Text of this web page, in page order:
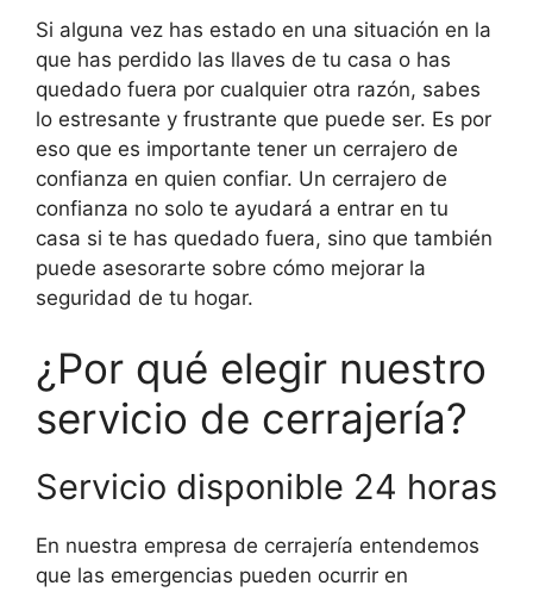
Si alguna vez has estado en una situación en la
que has perdido las llaves de tu casa o has
quedado fuera por cualquier otra razón, sabes
lo estresante y frustrante que puede ser. Es por
eso que es importante tener un cerrajero de
confianza en quien confiar. Un cerrajero de
confianza no solo te ayudará a entrar en tu
casa si te has quedado fuera, sino que también
puede asesorarte sobre cómo mejorar la
seguridad de tu hogar.
¿Por qué elegir nuestro
servicio de cerrajería?
Servicio disponible 24 horas
En nuestra empresa de cerrajería entendemos
que las emergencias pueden ocurrir en